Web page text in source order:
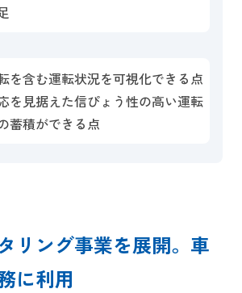
を含む運転状況を可視化できる点
を見据えた信ぴょう性の高い運転
蓄積ができる点
リング事業を展開。車
に利用